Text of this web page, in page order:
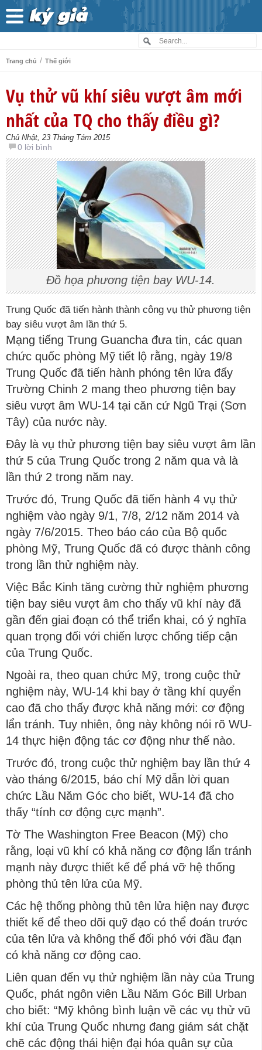
Trang chủ / Thế giới
Vụ thử vũ khí siêu vượt âm mới
nhất của TQ cho thấy điều gì?
Chủ Nhật, 23 Tháng Tám 2015
0 lời bình
Đồ họa phương tiện bay WU-14.
Trung Quốc đã tiến hành thành công vụ thử phương tiện
bay siêu vượt âm lần thứ 5.
Mạng tiếng Trung Guancha đưa tin, các quan
chức quốc phòng Mỹ tiết lộ rằng, ngày 19/8
Trung Quốc đã tiến hành phóng tên lửa đẩy
Trường Chinh 2 mang theo phương tiện bay
siêu vượt âm WU-14 tại căn cứ Ngũ Trại (Sơn
Tây) của nước này.
Đây là vụ thử phương tiện bay siêu vượt âm lần
thứ 5 của Trung Quốc trong 2 năm qua và là
lần thứ 2 trong năm nay.
Trước đó, Trung Quốc đã tiến hành 4 vụ thử
nghiệm vào ngày 9/1, 7/8, 2/12 năm 2014 và
ngày 7/6/2015. Theo báo cáo của Bộ quốc
phòng Mỹ, Trung Quốc đã có được thành công
trong lần thử nghiệm này.
Việc Bắc Kinh tăng cường thử nghiệm phương
tiện bay siêu vượt âm cho thấy vũ khí này đã
gần đến giai đoạn có thể triển khai, có ý nghĩa
quan trọng đối với chiến lược chống tiếp cận
của Trung Quốc.
Ngoài ra, theo quan chức Mỹ, trong cuộc thử
nghiệm này, WU-14 khi bay ở tầng khí quyển
cao đã cho thấy được khả năng mới: cơ động
lẩn tránh. Tuy nhiên, ông này không nói rõ WU-
14 thực hiện động tác cơ động như thế nào.
Trước đó, trong cuộc thử nghiệm bay lần thứ 4
vào tháng 6/2015, báo chí Mỹ dẫn lời quan
chức Lầu Năm Góc cho biết, WU-14 đã cho
thấy “tính cơ động cực mạnh”.
Tờ The Washington Free Beacon (Mỹ) cho
rằng, loại vũ khí có khả năng cơ động lẩn tránh
mạnh này được thiết kế để phá vỡ hệ thống
phòng thủ tên lửa của Mỹ.
Các hệ thống phòng thủ tên lửa hiện nay được
thiết kế để theo dõi quỹ đạo có thể đoán trước
của tên lửa và không thể đối phó với đầu đạn
có khả năng cơ động cao.
Liên quan đến vụ thử nghiệm lần này của Trung
Quốc, phát ngôn viên Lầu Năm Góc Bill Urban
cho biết: “Mỹ không bình luận về các vụ thử vũ
khí của Trung Quốc nhưng đang giám sát chặt
chẽ các động thái hiện đại hóa quân sự của